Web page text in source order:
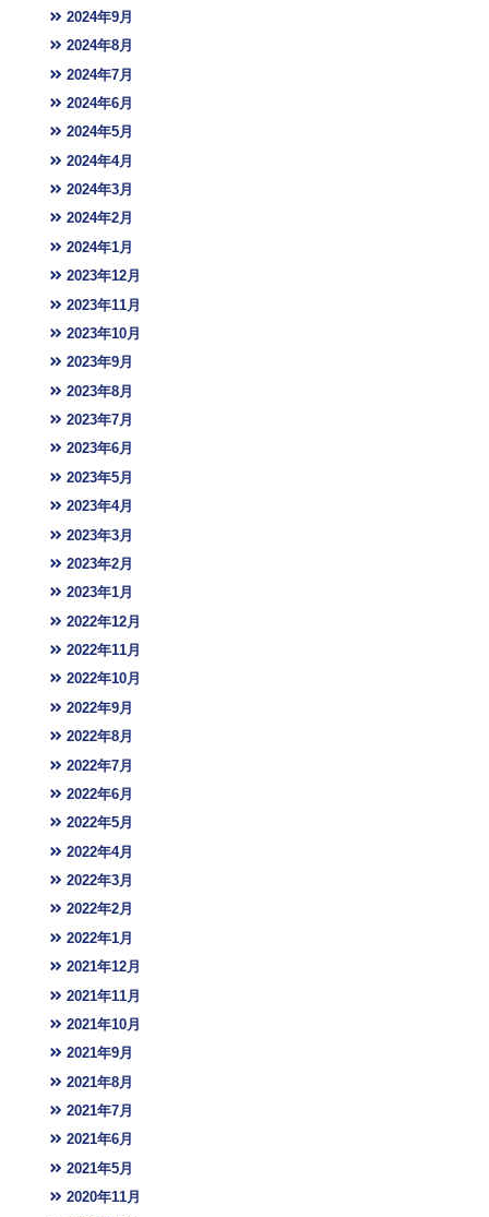
2024年9月
2024年8月
2024年7月
2024年6月
2024年5月
2024年4月
2024年3月
2024年2月
2024年1月
2023年12月
2023年11月
2023年10月
2023年9月
2023年8月
2023年7月
2023年6月
2023年5月
2023年4月
2023年3月
2023年2月
2023年1月
2022年12月
2022年11月
2022年10月
2022年9月
2022年8月
2022年7月
2022年6月
2022年5月
2022年4月
2022年3月
2022年2月
2022年1月
2021年12月
2021年11月
2021年10月
2021年9月
2021年8月
2021年7月
2021年6月
2021年5月
2020年11月